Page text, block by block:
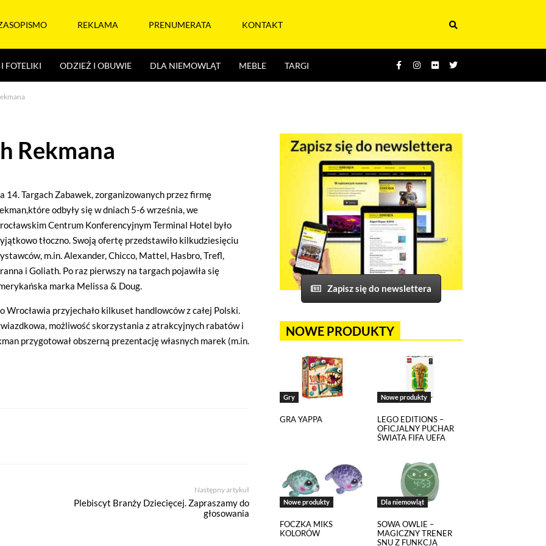
REKLAMA PRENUMERATA KONTAKT
FOTELIKI ODZIEŻ I OBUWIE DLA NIEMOWLĄT MEBLE TARGI
Rekmana
14. Targach Zabawek, zorganizowanych przez firmę
odbyły się w dniach 5-6 września, we
Centrum Konferencyjnym Terminal Hotel było
tłoczno. Swoją ofertę przedstawiło kilkudziesięciu
m.in. Alexander, Chicco, Mattel, Hasbro, Trefl,
i Goliath. Po raz pierwszy na targach pojawiła się
marka Melissa & Doug.
Wrocławia przyjechało kilkuset handlowców z całej Polski.
możliwość skorzystania z atrakcyjnych rabatów i
przygotował obszerną prezentację własnych marek (m.in.
Następny artykuł
Plebiscyt Branży Dziecięcej. Zapraszamy do
głosowania
Zapisz się do newslettera
NOWE PRODUKTY
Gry
GRA YAPPA
Nowe produkty
LEGO EDITIONS –
OFICJALNY PUCHAR
ŚWIATA FIFA UEFA
Nowe produkty
FOCZKA MIKS
KOLORÓW
Dla niemowląt
SOWA OWLIE –
MAGICZNY TRENER
SNU Z FUNKCJĄ